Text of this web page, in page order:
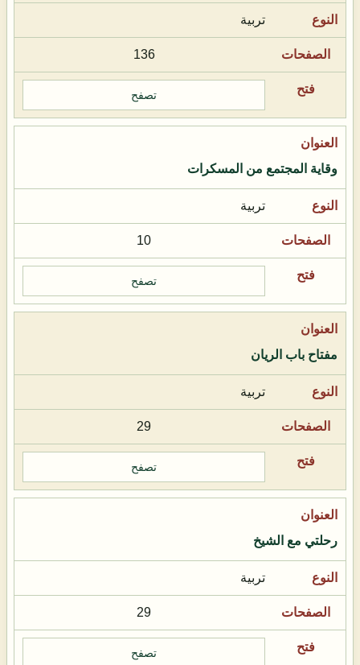
تربية
136
تصفح
وقاية المجتمع من المسكرات
تربية
10
تصفح
مفتاح باب الريان
تربية
29
تصفح
رحلتي مع الشيخ
تربية
29
تصفح